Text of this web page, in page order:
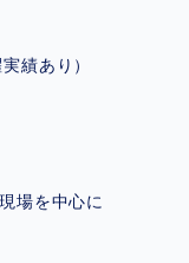
績あり）
場を中心に